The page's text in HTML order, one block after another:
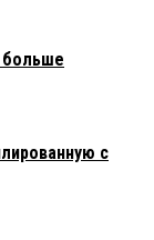
больше
с